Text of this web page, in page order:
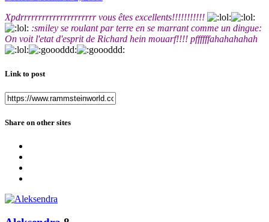
Xpdrrrrrrrrrrrrrrrrrrrrr vous êtes excellents!!!!!!!!!!!
:smiley se roulant par terre en se marrant comme un dingue:
On voit l'etat d'esprit de Richard hein mouarf!!!! pffffffahahahahah
Link to post
Share on other sites